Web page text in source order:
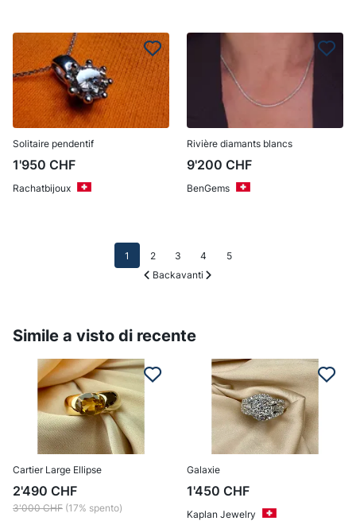
Solitaire pendentif
1'950 CHF
Rachatbijoux
Rivière diamants blancs
9'200 CHF
BenGems
Back
1 2 3 4
5
avanti
Simile a visto di recente
Cartier Large Ellipse
2'490 CHF
3'000 CHF (17% spento)
Galaxie
1'450 CHF
Kaplan Jewelry